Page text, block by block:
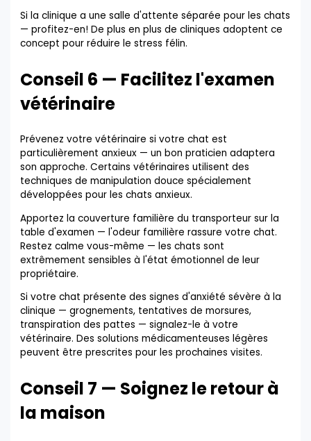
Si la clinique a une salle d'attente séparée pour les chats
— profitez-en! De plus en plus de cliniques adoptent ce
concept pour réduire le stress félin.
Conseil 6 — Facilitez l'examen
vétérinaire
Prévenez votre vétérinaire si votre chat est
particulièrement anxieux — un bon praticien adaptera
son approche. Certains vétérinaires utilisent des
techniques de manipulation douce spécialement
développées pour les chats anxieux.
Apportez la couverture familière du transporteur sur la
table d'examen — l'odeur familière rassure votre chat.
Restez calme vous-même — les chats sont
extrêmement sensibles à l'état émotionnel de leur
propriétaire.
Si votre chat présente des signes d'anxiété sévère à la
clinique — grognements, tentatives de morsures,
transpiration des pattes — signalez-le à votre
vétérinaire. Des solutions médicamenteuses légères
peuvent être prescrites pour les prochaines visites.
Conseil 7 — Soignez le retour à
la maison